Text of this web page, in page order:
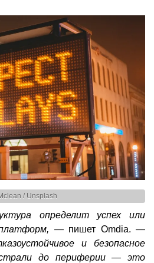
/ Unsplash
определит успех или
— пишет Omdia. —
и безопасное
до периферии — это